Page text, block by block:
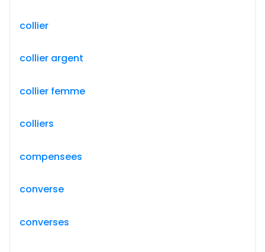
collier
collier argent
collier femme
colliers
compensees
converse
converses